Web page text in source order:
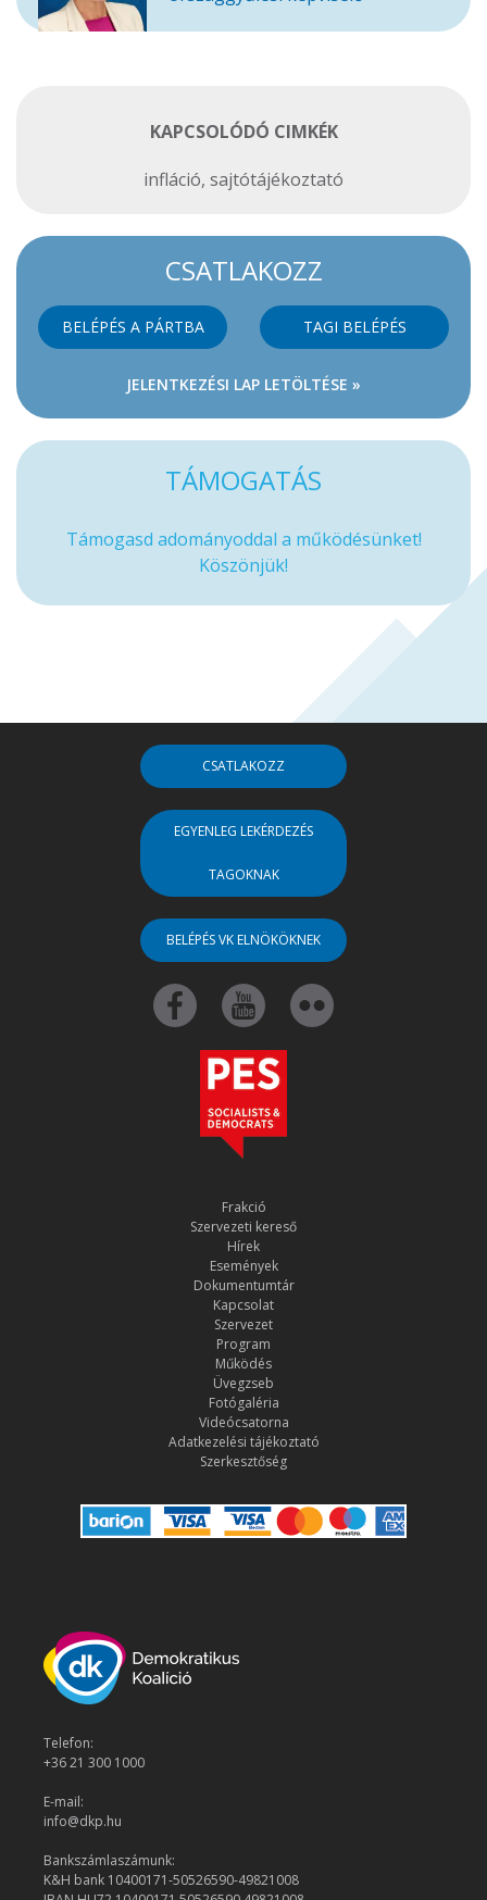
KAPCSOLÓDÓ CIMKÉK
infláció, sajtótájékoztató
CSATLAKOZZ
BELÉPÉS A PÁRTBA TAGI BELÉPÉS
JELENTKEZÉSI LAP LETÖLTÉSE »
TÁMOGATÁS
Támogasd adományoddal a működésünket!
Köszönjük!
CSATLAKOZZ
EGYENLEG LEKÉRDEZÉS
TAGOKNAK
BELÉPÉS VK ELNÖKÖKNEK
Frakció
Szervezeti kereső
Hírek
Események
Dokumentumtár
Kapcsolat
Szervezet
Program
Működés
Üvegzseb
Fotógaléria
Videócsatorna
Adatkezelési tájékoztató
Szerkesztőség
Telefon:
+36 21 300 1000
E-mail:
info@dkp.hu
Bankszámlaszámunk:
K&H bank 10400171-50526590-49821008